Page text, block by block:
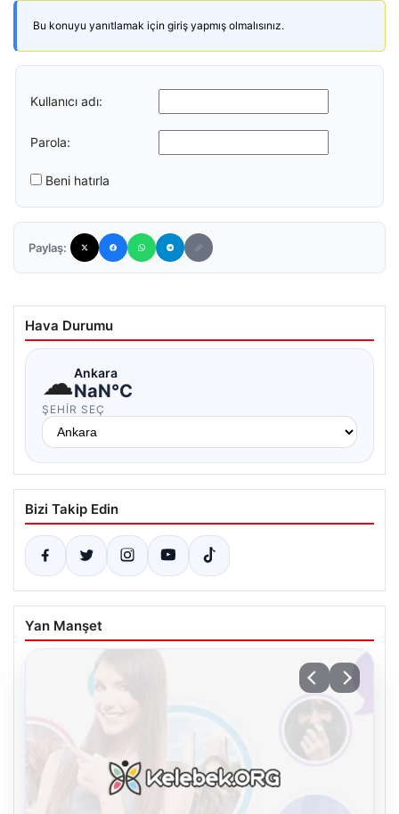
Bu konuyu yanıtlamak için giriş yapmış olmalısınız.
Kullanıcı adı:
Parola:
Beni hatırla
Paylaş:
Hava Durumu
☁Ankara
NaN°C
ŞEHIR SEÇ
Bizi Takip Edin
Yan Manşet